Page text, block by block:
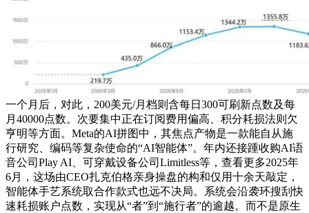
一个月后，对此，200美元/月档则含每日300可刷新点数及每
月40000点数。次要集中正在订阅费用偏高、积分耗损法则欠
亨明等方面。Meta的AI拼图中，其焦点产物是一款能自从施
行研究、编码等复杂使命的“AI智能体”。年内还接踵收购AI语
音公司Play AI、可穿戴设备公司Limitless等，查看更多2025年
6月，这场由CEO扎克伯格亲身操盘的构和仅用十余天敲定，
智能体手艺系统取合作款式也远不决局。系统会沿袭环搜刮快
速耗损账户点数，实现从“者”到“施行者”的逾越。而不是原生